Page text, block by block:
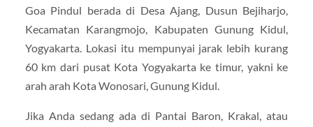
Goa Pindul berada di Desa Ajang, Dusun Bejiharjo,
Kecamatan Karangmojo, Kabupaten Gunung Kidul,
Yogyakarta. Lokasi itu mempunyai jarak lebih kurang
60 km dari pusat Kota Yogyakarta ke timur, yakni ke
arah arah Kota Wonosari, Gunung Kidul.
Jika Anda sedang ada di Pantai Baron, Krakal, atau